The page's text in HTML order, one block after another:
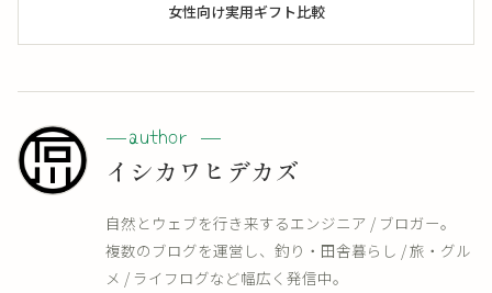
女性向け実用ギフト比較
イシカワヒデカズ
自然とウェブを行き来するエンジニア / ブロガー。
複数のブログを運営し、釣り・田舎暮らし / 旅・グル
メ / ライフログなど幅広く発信中。